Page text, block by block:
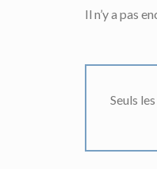
Il n’y a pas
Seuls